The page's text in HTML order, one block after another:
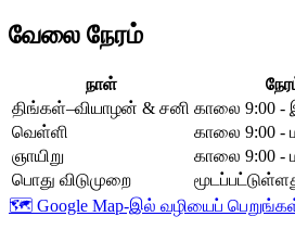
வேலை நேரம்
நாள்
திங்கள்–வியாழன் & சனி காலை 9:00 -
வெள்ளி
காலை 9:00 -
ஞாயிறு
காலை 9:00 -
பொது விடுமுறை
🗺️ Google Map-இல் வழியைப்